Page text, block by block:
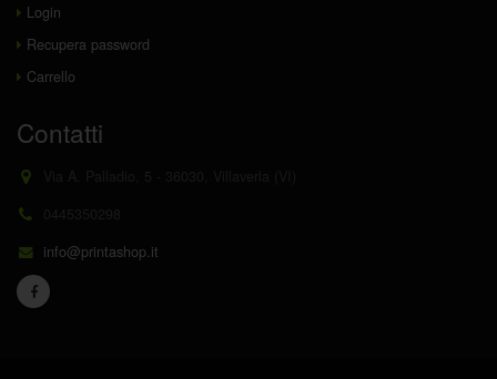
Login
Recupera password
Carrello
Contatti
info@printashop.it